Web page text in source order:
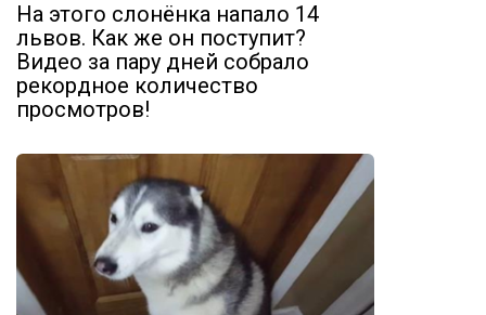
На этого слонёнка напало 14
львов. Как же он поступит?
Видео за пару дней собрало
рекордное количество
просмотров!